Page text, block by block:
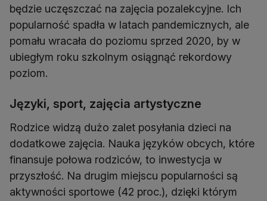
będzie uczęszczać na zajęcia pozalekcyjne. Ich
popularność spadła w latach pandemicznych, ale
pomału wracała do poziomu sprzed 2020, by w
ubiegłym roku szkolnym osiągnąć rekordowy
poziom.
Języki, sport, zajęcia artystyczne
Rodzice widzą dużo zalet posyłania dzieci na
dodatkowe zajęcia. Nauka języków obcych, które
finansuje połowa rodziców, to inwestycja w
przyszłość. Na drugim miejscu popularności są
aktywności sportowe (42 proc.), dzięki którym